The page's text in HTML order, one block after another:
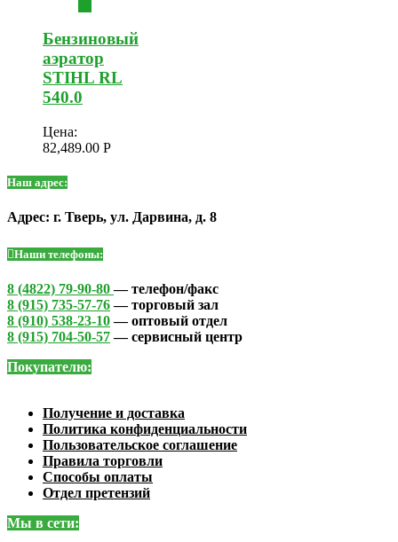
Бензиновый
аэратор
STIHL RL
540.0
Цена:
82,489.00 Р
Наш адрес:
Адрес: г. Тверь, ул. Дарвина, д. 8
Наши телефоны:
8 (4822) 79-90-80— телефон/факс
8 (915) 735-57-76— торговый зал
8 (910) 538-23-10— оптовый отдел
8 (915) 704-50-57— сервисный центр
Покупателю:
Получение и доставка
Политика конфиденциальности
Пользовательское соглашение
Правила торговли
Способы оплаты
Отдел претензий
Мы в сети: